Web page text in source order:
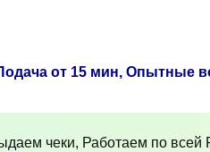
от 15 мин, Опытные
чеки, Работаем по всей